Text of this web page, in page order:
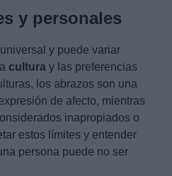
y personales
y puede variar
cultura y las preferencias
los abrazos son una
de afecto, mientras
inapropiados o
estos límites y entender
persona puede no ser